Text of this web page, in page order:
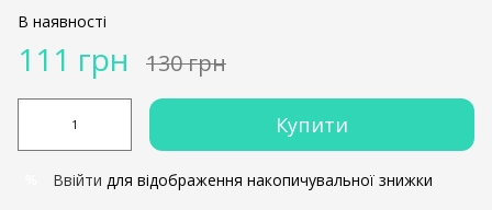
В наявності
111 грн 130 грн
Купити
Ввійти для відображення накопичувальної знижки